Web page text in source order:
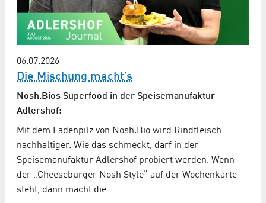
06.07.2026
Die Mischung macht’s
Nosh.Bios Superfood in der Speisemanufaktur
Adlershof:
Mit dem Fadenpilz von Nosh.Bio wird Rindfleisch
nachhaltiger. Wie das schmeckt, darf in der
Speisemanufaktur Adlershof probiert werden. Wenn
der „Cheeseburger Nosh Style“ auf der Wochenkarte
steht, dann macht die…